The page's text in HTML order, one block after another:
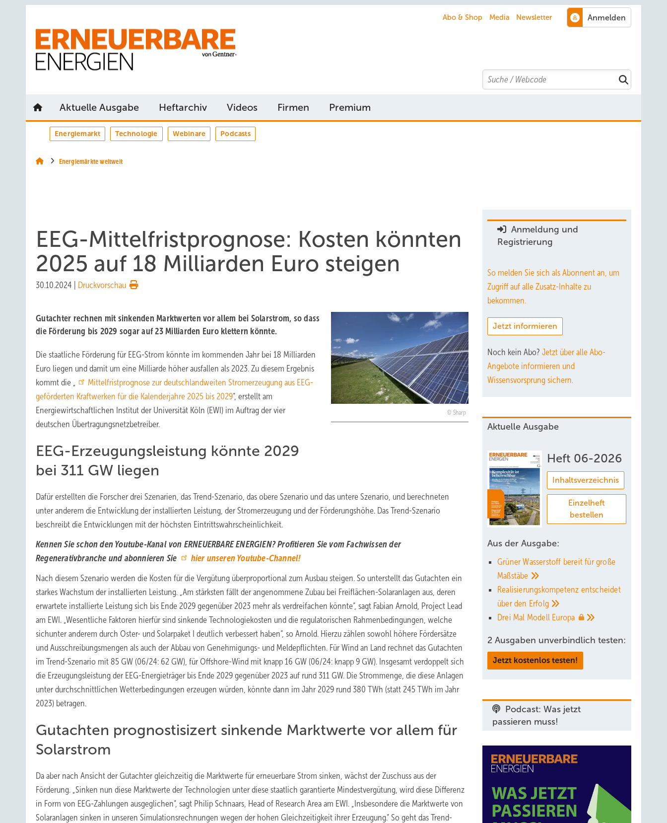
Abo & Shop Media Newsletter
Search
Aktuelle Ausgabe Heftarchiv Videos Firmen Premium
Energiemarkt Technologie Webinare Podcasts
Energiemärkte weltweit
EEG-Mittelfristprognose: Kosten könnten
2025 auf 18 Milliarden Euro steigen
30.10.2024 Druckvorschau
Sharp
Gutachter rechnen mit sinkenden Marktwerten vor allem bei Solarstrom, so dass
die Förderung bis 2029 sogar auf 23 Milliarden Euro klettern könnte.
Die staatliche Förderung für EEG-Strom könnte im kommenden Jahr bei 18 Milliarden
Euro liegen und damit um eine Milliarde höher ausfallen als 2023. Zu diesem Ergebnis
kommt die „
Mittelfristprognose zur deutschlandweiten Stromerzeugung aus EEG-
geförderten Kraftwerken für die Kalenderjahre 2025 bis 2029“, erstellt am
Energiewirtschaftlichen Institut der Universität Köln (EWI) im Auftrag der vier
deutschen Übertragungsnetzbetreiber.
EEG-Erzeugungsleistung könnte 2029
bei 311 GW liegen
Dafür erstellten die Forscher drei Szenarien, das Trend-Szenario, das obere Szenario und das untere Szenario, und berechneten
unter anderem die Entwicklung der installierten Leistung, der Stromerzeugung und der Förderungshöhe. Das Trend-Szenario
beschreibt die Entwicklungen mit der höchsten Eintrittswahrscheinlichkeit.
Kennen Sie schon den Youtube-Kanal von ERNEUERBARE ENERGIEN? Profitieren Sie vom Fachwissen der
Regenerativbranche und abonnieren Sie
hier unseren Youtube-Channel!
Nach diesem Szenario werden die Kosten für die Vergütung überproportional zum Ausbau steigen. So unterstellt das Gutachten ein
starkes Wachstum der installierten Leistung. „Am stärksten fällt der angenommene Zubau bei Freiflächen-Solaranlagen aus, deren
erwartete installierte Leistung sich bis Ende 2029 gegenüber 2023 mehr als verdreifachen könnte“, sagt Fabian Arnold, Project Lead
am EWI. „Wesentliche Faktoren hierfür sind sinkende Technologiekosten und die regulatorischen Rahmenbedingungen, welche
sichunter anderem durch Oster- und Solarpaket I deutlich verbessert haben“, so Arnold. Hierzu zählen sowohl höhere Fördersätze
und Ausschreibungsmengen als auch der Abbau von Genehmigungs- und Meldepflichten. Für Wind an Land rechnet das Gutachten
im Trend-Szenario mit 85 GW (06/24: 62 GW), für Offshore-Wind mit knapp 16 GW (06/24: knapp 9 GW). Insgesamt verdoppelt sich
die Erzeugungsleistung der EEG-Energieträger bis Ende 2029 gegenüber 2023 auf rund 311 GW. Die Strommenge, die diese Anlagen
unter durchschnittlichen Wetterbedingungen erzeugen würden, könnte dann im Jahr 2029 rund 380 TWh (statt 245 TWh im Jahr
2023) betragen.
Gutachten prognostisizert sinkende Marktwerte vor allem für
Solarstrom
Da aber nach Ansicht der Gutachter gleichzeitig die Marktwerte für erneuerbare Strom sinken, wächst der Zuschuss aus der
Förderung. „Sinken nun diese Marktwerte der Technologien unter diese staatlich garantierte Mindestvergütung, wird diese Differenz
in Form von EEG-Zahlungen ausgeglichen“, sagt Philip Schnaars, Head of Research Area am EWI. „Insbesondere die Marktwerte von
Solaranlagen sinken in unseren Simulationsrechnungen wegen der hohen Gleichzeitigkeit ihrer Erzeugung.“ So geht das Trend-
Anmeldung und
Registrierung
So melden Sie sich als Abonnent an, um
Zugriff auf alle Zusatz-Inhalte zu
bekommen.
Jetzt informieren
Noch kein Abo? Jetzt über alle Abo-
Angebote informieren und
Wissensvorsprung sichern.
Aktuelle Ausgabe
Heft 06-2026
Inhaltsverzeichnis
Einzelheft
bestellen
Aus der Ausgabe:
Grüner Wasserstoff bereit für große
Maßstäbe
Realisierungskompetenz entscheidet
über den Erfolg
Drei Mal Modell Europa
2 Ausgaben unverbindlich testen:
Jetzt kostenlos testen!
Podcast: Was jetzt
passieren muss!